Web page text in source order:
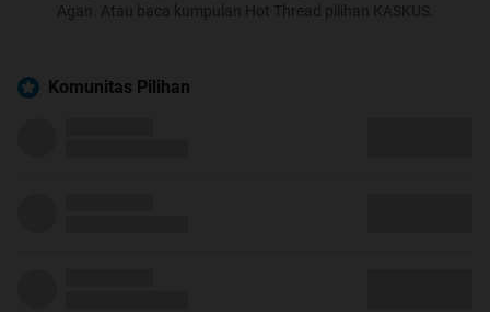
Agan. Atau baca kumpulan Hot Thread pilihan KASKUS.
Komunitas Pilihan